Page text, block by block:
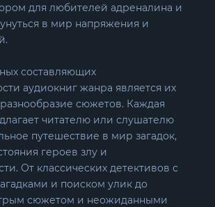
для любителей адреналина и
в мир напряжения и
составляющих
аудиокниг жанра является их
сюжетов. Каждая
читателю или слушателю
путешествие в мир загадок,
героев злу и
От классических детективов с
и поиском улик до
сюжетом и неожиданными